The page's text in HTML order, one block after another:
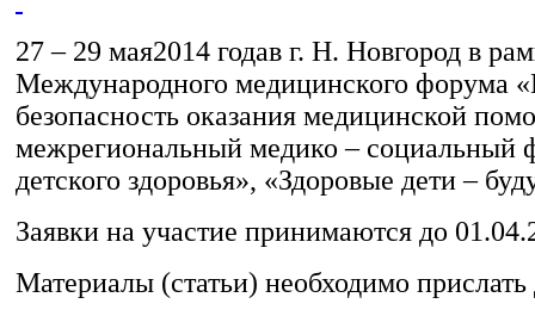
27 – 29 мая2014 годав г. Н. Новгород в
Международного медицинского форума
безопасность оказания медицинской
межрегиональный медико – социальный
детского здоровья», «Здоровые дети –
Заявки на участие принимаются до
Материалы (статьи) необходимо